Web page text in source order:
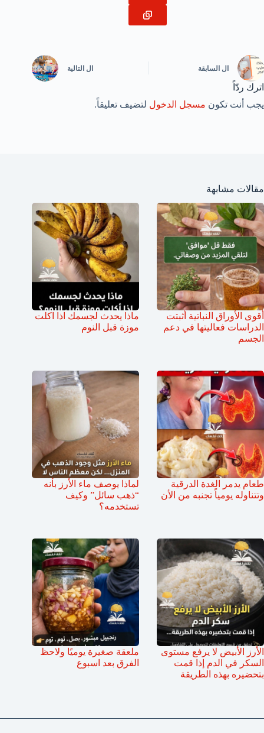
ال السابقة ال التالية
اترك ردّاً
يجب أنت تكون مسجل الدخول لتضيف تعليقاً.
مقالات مشابهة
أقوى الأوراق النباتية أثبتت
الدراسات فعاليتها في دعم
الجسم
ماذا يحدث لجسمك اذا اكلت
موزة قبل النوم
طعام يدمر الغدة الدرقية
وتتناوله يومياً تجنبه من الأن
لماذا يوصف ماء الأرز بأنه
“ذهب سائل” وكيف
تستخدمه؟
الأرز الأبيض لا يرفع مستوى
السكر في الدم إذا قمت
بتحضيره بهذه الطريقة
ملعقة صغيرة يوميًا ولاحظ
الفرق بعد اسبوع